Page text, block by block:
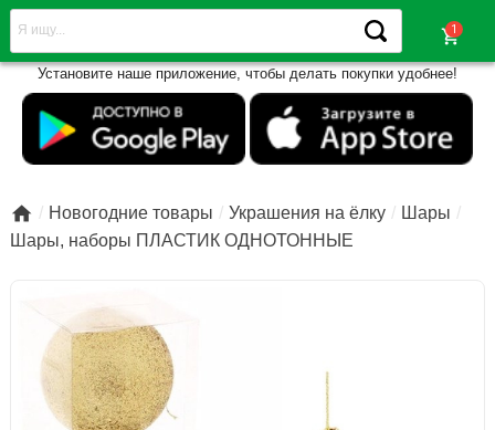
shopping_cart
Установите наше приложение, чтобы делать покупки удобнее!
 Новогодние товары Украшения на ёлку
Шары
Шары, наборы ПЛАСТИК ОДНОТОННЫЕ